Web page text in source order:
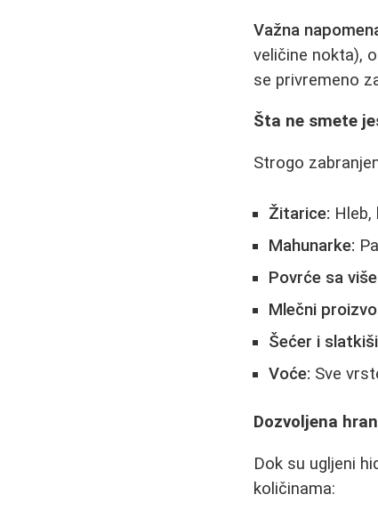
Važna
veličine nokta),
se privremeno
Šta ne smete
Strogo
Žitarice:
Mahunarke:
Povrće sa
Mlečni
Šećer i
Voće: Sve
Dozvoljena
Dok su ugljeni
količinama: